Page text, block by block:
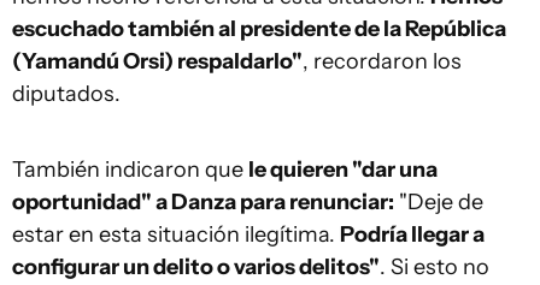
escuchado también al presidente de la República
(Yamandú Orsi) respaldarlo", recordaron los
diputados.
También indicaron que le quieren "dar una
oportunidad" a Danza para renunciar: "Deje de
estar en esta situación ilegítima. Podría llegar a
configurar un delito o varios delitos". Si esto no